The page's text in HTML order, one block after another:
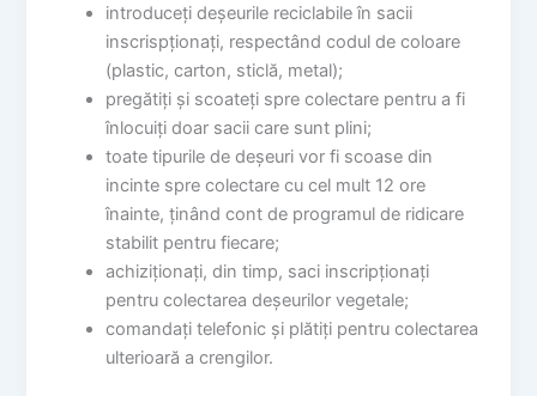
introduceți deșeurile reciclabile în sacii
inscrispționați, respectând codul de coloare
(plastic, carton, sticlă, metal);
pregătiți și scoateți spre colectare pentru a fi
înlocuiți doar sacii care sunt plini;
toate tipurile de deșeuri vor fi scoase din
incinte spre colectare cu cel mult 12 ore
înainte, ținând cont de programul de ridicare
stabilit pentru fiecare;
achiziționați, din timp, saci inscripționați
pentru colectarea deșeurilor vegetale;
comandați telefonic și plătiți pentru colectarea
ulterioară a crengilor.